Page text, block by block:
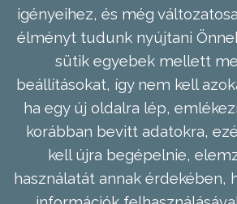
igényeihez, és még
élményt tudunk nyújtani
sütik egyebek mellett
beállításokat, így nem kell
ha egy új oldalra lép,
korábban bevitt adatokra,
kell újra begépelnie,
használatát annak érdekében,